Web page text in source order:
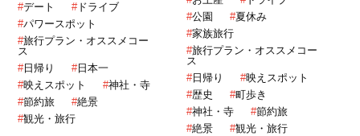
#デート #ドライブ
#パワースポット
#旅行プラン・オススメコー
ス
#日帰り #日本一
#映えスポット #神社・寺
#節約旅 #絶景
#観光・旅行
#公園 #夏休み
#家族旅行
#旅行プラン・オススメコー
ス
#日帰り #映えスポット
#歴史 #町歩き
#神社・寺 #節約旅
#絶景 #観光・旅行